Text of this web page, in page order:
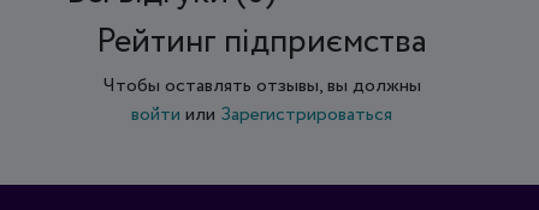
Рейтинг підприємства
Чтобы оставлять отзывы, вы должны
войти или Зарегистрироваться